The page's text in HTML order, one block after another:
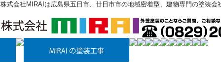
株式会社MIRAIは広島県五日市、廿日市市の地域密着型、建物専門の塗装会